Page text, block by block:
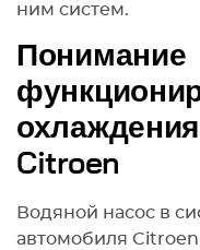
ним систем.
Понимание
Citroen
Водяной насос в
автомобиля